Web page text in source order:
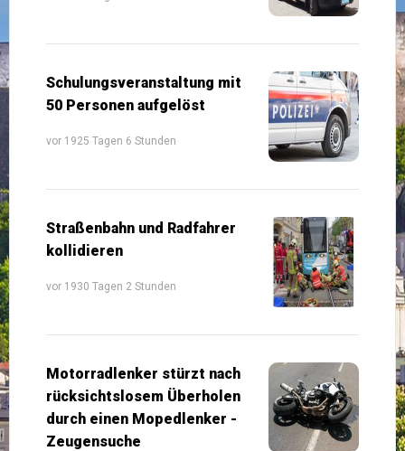
Schulungsveranstaltung mit
50 Personen aufgelöst
vor 1925 Tagen 6 Stunden
Straßenbahn und Radfahrer
kollidieren
vor 1930 Tagen 2 Stunden
Motorradlenker stürzt nach
rücksichtslosem Überholen
durch einen Mopedlenker -
Zeugensuche